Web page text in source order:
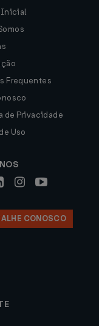
Inicial
Frequentes
de Privacidade
Uso
CONOSCO